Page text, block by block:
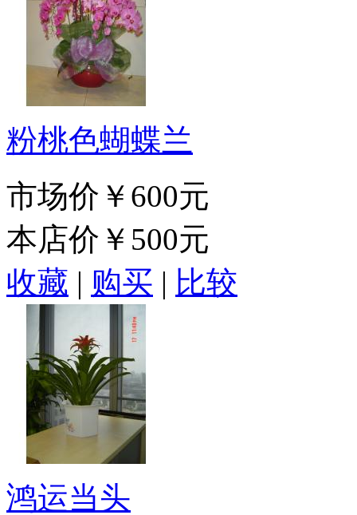
粉桃色蝴蝶兰
市场价 ￥600元
本店价 ￥500元
收藏 | 购买 | 比较
鸿运当头